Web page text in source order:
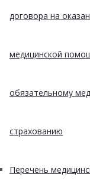
договора на
медицинской
обязательному
страхованию
Перечень